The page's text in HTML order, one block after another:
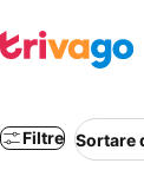
Filtre Sortare